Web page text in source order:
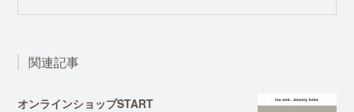
関連記事
オンラインショップSTART